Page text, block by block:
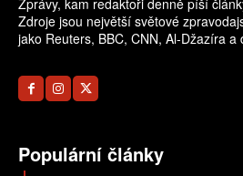
Zprávy, kam redaktoři denně píší
Zdroje jsou největší světové
jako Reuters, BBC, CNN, Al-Džazíra a
Populární články